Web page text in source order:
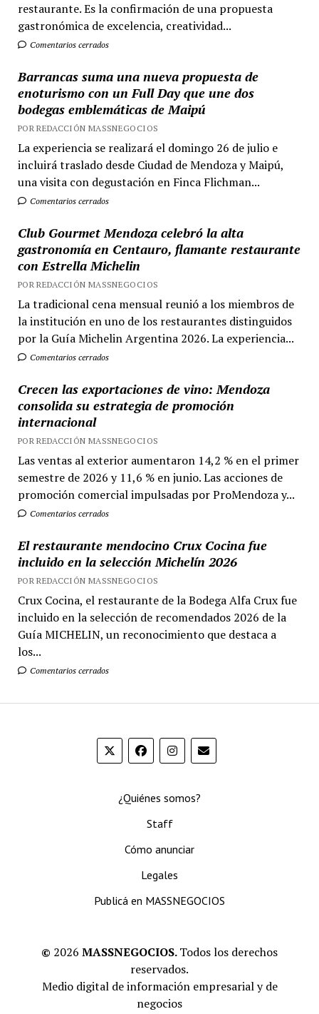
restaurante. Es la confirmación de una propuesta
gastronómica de excelencia, creatividad...
Comentarios cerrados
Barrancas suma una nueva propuesta de
enoturismo con un Full Day que une dos
bodegas emblemáticas de Maipú
POR REDACCIÓN MASSNEGOCIOS
La experiencia se realizará el domingo 26 de julio e
incluirá traslado desde Ciudad de Mendoza y Maipú,
una visita con degustación en Finca Flichman...
Comentarios cerrados
Club Gourmet Mendoza celebró la alta
gastronomía en Centauro, flamante restaurante
con Estrella Michelin
POR REDACCIÓN MASSNEGOCIOS
La tradicional cena mensual reunió a los miembros de
la institución en uno de los restaurantes distinguidos
por la Guía Michelin Argentina 2026. La experiencia...
Comentarios cerrados
Crecen las exportaciones de vino: Mendoza
consolida su estrategia de promoción
internacional
POR REDACCIÓN MASSNEGOCIOS
Las ventas al exterior aumentaron 14,2 % en el primer
semestre de 2026 y 11,6 % en junio. Las acciones de
promoción comercial impulsadas por ProMendoza y...
Comentarios cerrados
El restaurante mendocino Crux Cocina fue
incluido en la selección Michelín 2026
POR REDACCIÓN MASSNEGOCIOS
Crux Cocina, el restaurante de la Bodega Alfa Crux fue
incluido en la selección de recomendados 2026 de la
Guía MICHELIN, un reconocimiento que destaca a
los...
Comentarios cerrados
¿Quiénes somos?
Staff
Cómo anunciar
Legales
Publicá en MASSNEGOCIOS
© 2026 MASSNEGOCIOS.Todos los derechos
reservados.
Medio digital de información empresarial y de
negocios